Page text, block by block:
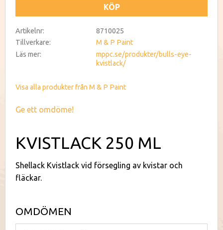
KÖP
Artikelnr
8710025
Tillverkare
M & P Paint
Läs mer
mppc.se/produkter/bulls-eye-
kvistlack/
Visa alla produkter från M & P Paint
Ge ett omdöme!
KVISTLACK 250 ML
Shellack Kvistlack vid försegling av kvistar och
fläckar.
OMDÖMEN